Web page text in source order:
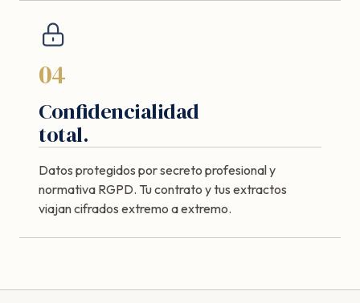
04
Confidencialidad
total.
Datos protegidos por secreto profesional y
normativa RGPD. Tu contrato y tus extractos
viajan cifrados extremo a extremo.